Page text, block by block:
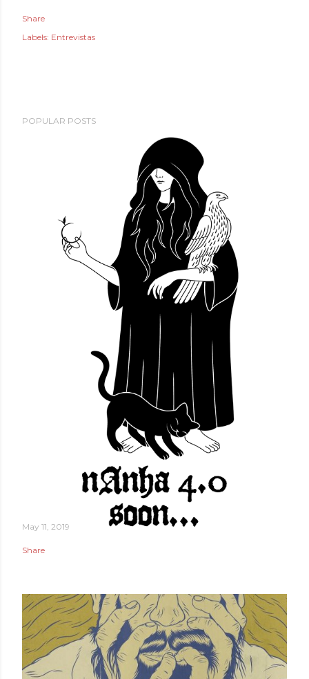
Share
Labels: Entrevistas
POPULAR POSTS
May 11, 2019
Share